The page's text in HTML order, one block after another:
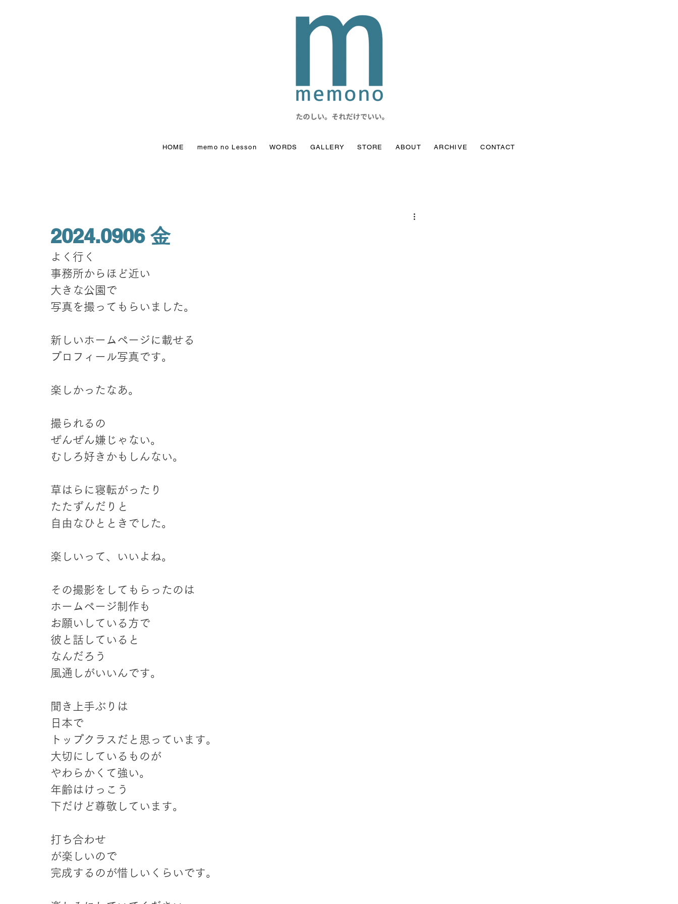
HOME memo no Lesson WORDS GALLERY STORE ABOUT ARCHIVE CONTACT
2024.0906 金
よく行く
事務所からほど近い
大きな公園で
写真を撮ってもらいました。
新しいホームページに載せる
プロフィール写真です。
楽しかったなあ。
撮られるの
ぜんぜん嫌じゃない。
むしろ好きかもしんない。
草はらに寝転がったり
たたずんだりと
自由なひとときでした。
楽しいって、いいよね。
その撮影をしてもらったのは
ホームページ制作も
お願いしている方で
彼と話していると
なんだろう
風通しがいいんです。
聞き上手ぶりは
日本で
トップクラスだと思っています。
大切にしているものが
やわらかくて強い。
年齢はけっこう
下だけど尊敬しています。
打ち合わせ
が楽しいので
完成するのが惜しいくらいです。